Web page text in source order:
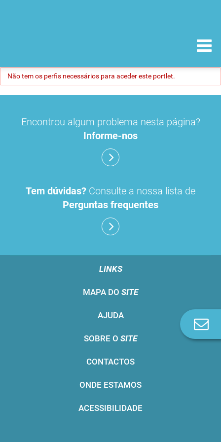
Não tem os perfis necessários para aceder este portlet.
Encontrou algum problema nesta página?
Informe-nos
Tem dúvidas? Consulte a nossa lista de
Perguntas frequentes
LINKS
MAPA DO SITE
AJUDA
SOBRE O SITE
CONTACTOS
ONDE ESTAMOS
ACESSIBILIDADE